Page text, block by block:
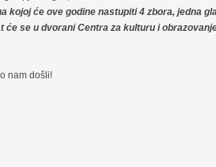
kojoj će ove godine nastupiti 4 zbora, jedna
se u dvorani Centra za kulturu i
nam došli!